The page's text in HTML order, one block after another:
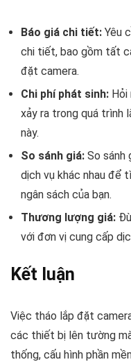
Báo giá chi tiết: Yêu
chi tiết, bao gồm tất
đặt camera.
Chi phí phát sinh: Hỏi
xảy ra trong quá trình
này.
So sánh giá: So sánh
dịch vụ khác nhau để
ngân sách của bạn.
Thương lượng giá:
với đơn vị cung cấp
Kết luận
Việc tháo lắp đặt
các thiết bị lên tường
thống, cấu hình phần